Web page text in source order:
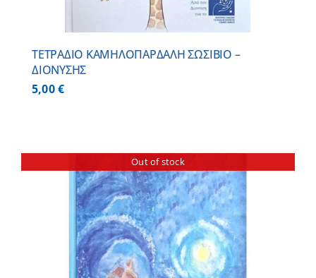
ΤΕΤΡΑΔΙΟ ΚΑΜΗΛΟΠΑΡΔΑΛΗ ΣΩΣΙΒΙΟ –
ΔΙΟΝΥΣΗΣ
5,00€
Out of stock